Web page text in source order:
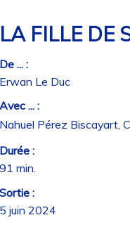
FILLE DE
... :
Le Duc
... :
Pérez Biscayart,
:
min.
:
juin 2024